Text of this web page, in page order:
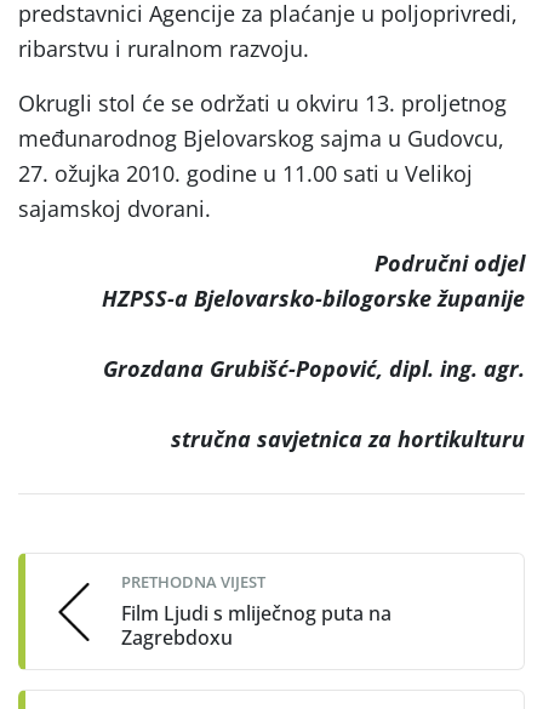
predstavnici Agencije za plaćanje u poljoprivredi,
ribarstvu i ruralnom razvoju.
Okrugli stol će se održati u okviru 13. proljetnog
međunarodnog Bjelovarskog sajma u Gudovcu,
27. ožujka 2010. godine u 11.00 sati u Velikoj
sajamskoj dvorani.
Područni odjel
HZPSS-a Bjelovarsko-bilogorske županije
Grozdana Grubišć-Popović, dipl. ing. agr.
stručna savjetnica za hortikulturu
navigation
PRETHODNA VIJEST
Film Ljudi s mliječnog puta na
Zagrebdoxu